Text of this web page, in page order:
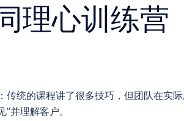
理心训练营
统的课程讲了很多技巧，但团队在实
并理解客户。